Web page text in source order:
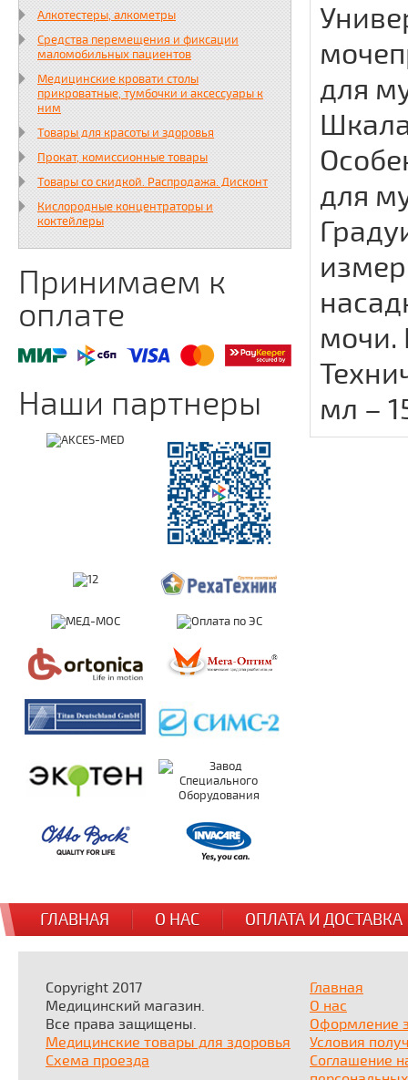
Алкотестеры, алкометры
Средства перемещения и фиксации
маломобильных пациентов
Медицинские кровати столы
прикроватные, тумбочки и аксессуары к
ним
Товары для красоты и здоровья
Прокат, комиссионные товары
Товары со скидкой. Распродажа. Дисконт
Кислородные концентраторы и
коктейлеры
Принимаем к
оплате
Наши партнеры
для
для
мочи.
мл –
ГЛАВНАЯ О НАС ОПЛАТА И ДОСТАВКА
Copyright 2017
Медицинский магазин.
Все права защищены.
Медицинские товары для здоровья
Схема проезда
Главная
О нас
Оформление
Условия
Соглашение